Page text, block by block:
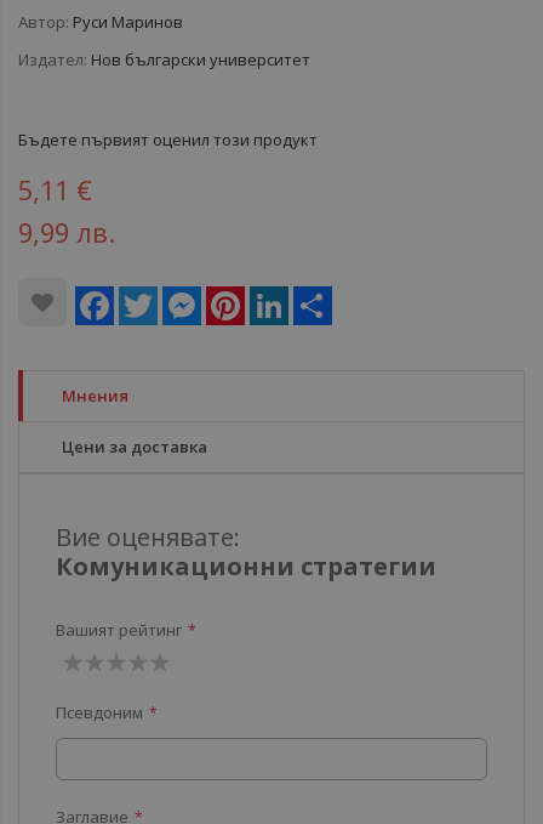
Автор: Руси Маринов
Издател: Нов български университет
Бъдете първият оценил този продукт
5,11 €
9,99 лв.
Facebook
Twitter MessengerPinterestLinkedIn
Мнения
Цени за доставка
Вие оценявате:
Комуникационни стратегии
Вашият рейтинг
звезда
звезди
звезди
звезди
звезди
Псевдоним
Заглавие